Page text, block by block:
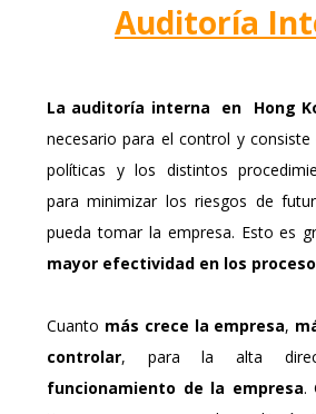
Auditoría
La auditoría interna en Hong
necesario para el control y
políticas y los distintos
para minimizar los riesgos de
pueda tomar la empresa. Esto es
mayor efectividad en los
Cuanto más crece la empresa,
controlar, para la alta
funcionamiento de la empresa.